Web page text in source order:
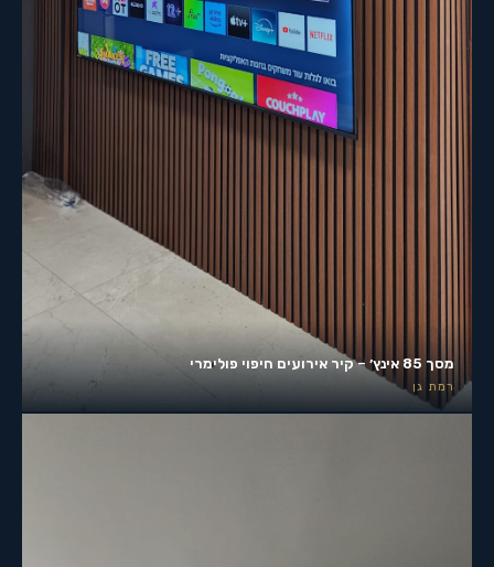
מסך 85 אינץ׳ – קיר אירועים חיפוי פולימרי
רמת גן